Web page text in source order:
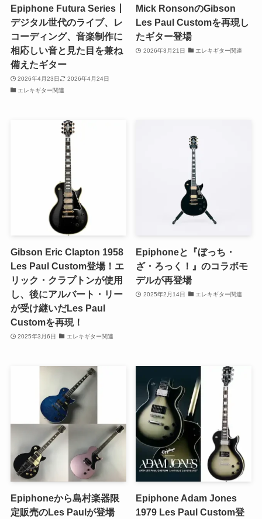
Epiphone Futura Series丨
デジタル世代のライブ、レ
コーディング、音楽制作に
相応しい音と見た目を兼ね
備えたギター
2026年4月23日
2026年4月24日
エレキギター関連
Mick RonsonのGibson
Les Paul Customを再現し
たギター登場
2026年3月21日 エレキギター関連
Gibson Eric Clapton 1958
Les Paul Custom登場！エ
リック・クラプトンが使用
し、後にアルバート・リー
が受け継いだLes Paul
Customを再現！
2025年3月6日 エレキギター関連
Epiphoneと『ぼっち・
ざ・ろっく！』のコラボモ
デルが再登場
2025年2月14日 エレキギター関連
Epiphoneから島村楽器限
定販売のLes Paulが登場
Epiphone Adam Jones
1979 Les Paul Custom登